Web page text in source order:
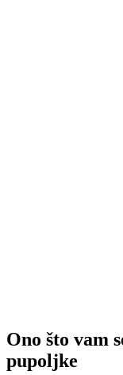
Ono što vam
pupoljke